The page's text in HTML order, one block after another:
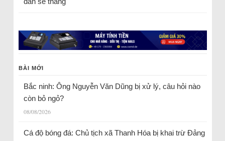
BÀI MỚI
Bắc ninh: Ông Nguyễn Văn Dũng bị xử lý, câu hỏi nào
còn bỏ ngỏ?
08/08/2026
Cá độ bóng đá: Chủ tịch xã Thanh Hóa bị khai trừ Đảng